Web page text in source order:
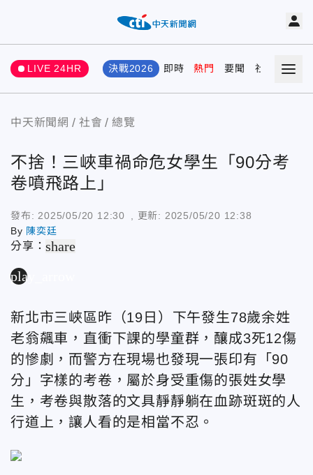
LIVE 24HR 決戰2026 即時 熱門 要聞 社會 娛樂
中天新聞網 社會 總覽
不捨！三峽車禍命危女學生「90分考
卷噴飛路上」
發布: 2025/05/20 12:30 , 更新: 2025/05/20 12:38
By 陳奕廷
分享：share
play_arrow
新北市三峽區昨（19日）下午發生78歲余姓
老翁飆車，直衝下課的學童群，釀成3死12傷
的慘劇，而警方在現場也發現一張印有「90
分」字樣的考卷，屬於身受重傷的張姓女學
生，考卷與散落的文具靜靜躺在血跡斑斑的人
行道上，讓人看的是相當不忍。